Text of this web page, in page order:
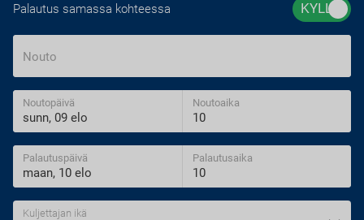
Palautus samassa kohteessa
Nouto
Noutopäivä Noutoaika
Palautuspäivä Palautusaika
Kuljettajan ikä